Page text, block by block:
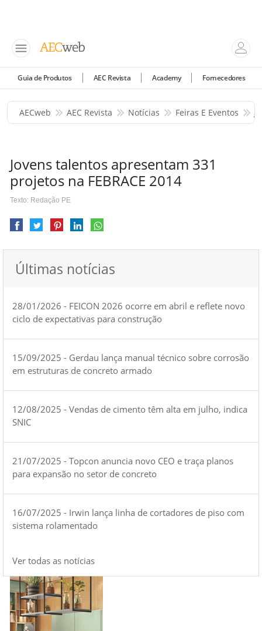
Guia de Produtos AEC Revista Academy Fornecedores
AECweb AEC Revista Notícias Feiras E Eventos
Jovens talentos apresentam 331
projetos na FEBRACE 2014
Texto: Redação PE
Últimas notícias
28/01/2026 - FEICON 2026 ocorre em abril e reflete novo
ciclo de expectativas para construção
15/09/2025 - Gerdau lança manual técnico sobre corrosão
em estruturas de concreto armado
12/08/2025 - Vendas de cimento têm alta em julho, indica
SNIC
21/07/2025 - Topcon anuncia novo CEO e traça planos
para expansão no setor de concreto
16/07/2025 - Irwin lança linha de cortadores de piso com
sistema rolamentado
Ver todas as notícias